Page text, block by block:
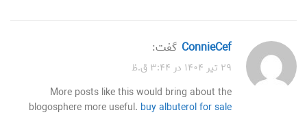
ConnieCef گفت:
۲۹ تیر ۱۴۰۴ در ۳:۴۴ ق.ظ
More posts like this would bring about the
blogosphere more useful. buy albuterol for sale